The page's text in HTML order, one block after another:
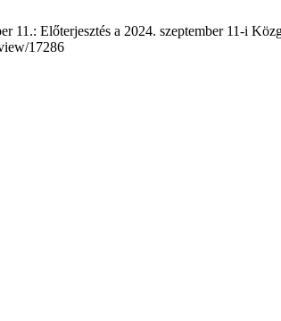
11.: Előterjesztés a 2024. szeptember 11-i
17286